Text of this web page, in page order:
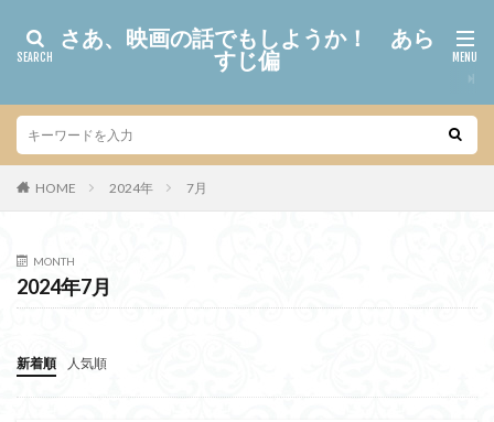
さあ、映画の話でもしようか！ あら
すじ偏
HOME 2024年 7月
MONTH
2024年7月
新着順 人気順